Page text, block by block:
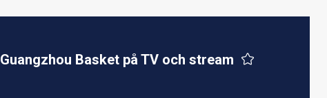
Guangzhou Basket på TV och stream